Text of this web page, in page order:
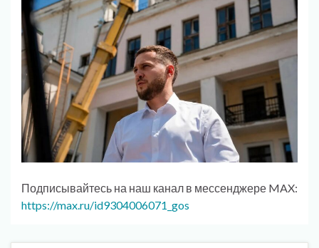
Подписывайтесь на наш канал в мессенджере MAX:
https://max.ru/id9304006071_gos